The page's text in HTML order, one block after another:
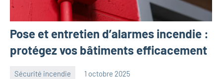
Pose et entretien d’alarmes incendie :
protégez vos bâtiments efficacement
Sécurité incendie 1 octobre 2025